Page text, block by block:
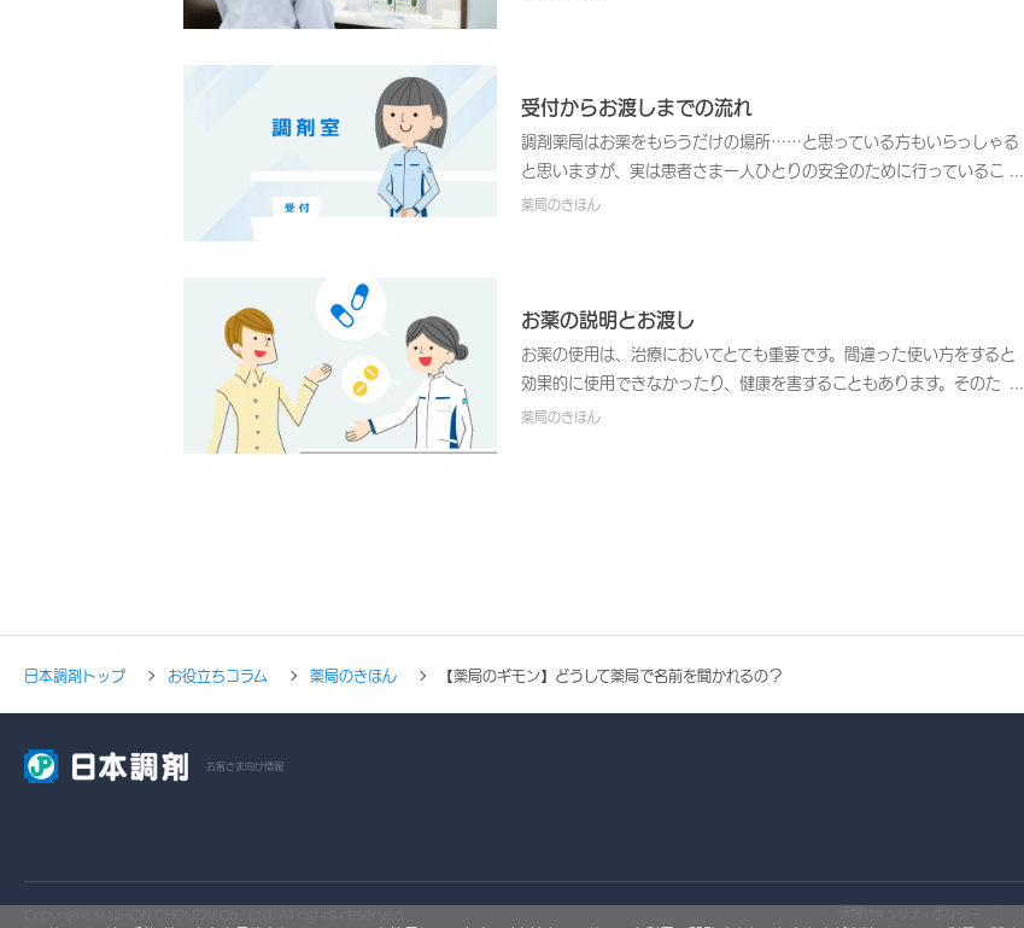
受付からお渡しまでの流れ
調剤薬局はお薬をもらうだけの場所……と思っている方もいらっしゃる
と思いますが、実は患者さま一人ひとりの安全のために行っていること
があるのです。
薬局のきほん
お薬の説明とお渡し
お薬の使用は、治療においてとても重要です。間違った使い方をすると
効果的に使用できなかったり、健康を害することもあります。そのた
め、薬剤師から患者さまにお薬の適切な使用法や、副作用などの情報を
薬局のきほん
日本調剤トップ お役立ちコラム 薬局のきほん 【薬局のギモン】どうして薬局で名前を聞かれるの？
お客さま向け情報